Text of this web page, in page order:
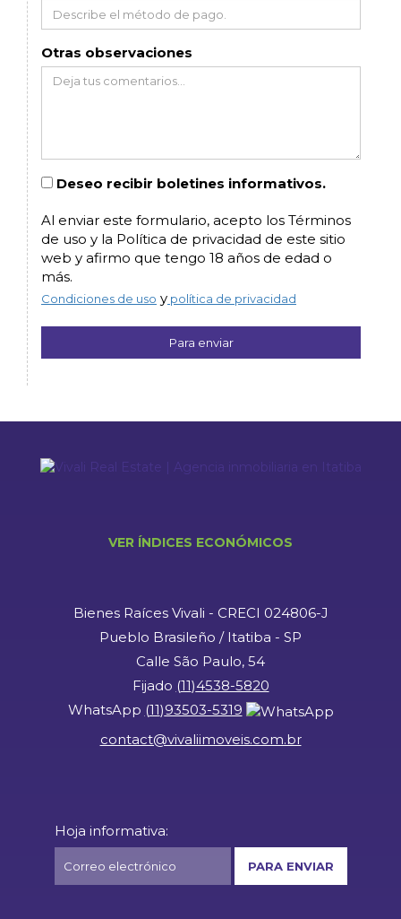
Otras observaciones
Deseo recibir boletines informativos.
Al enviar este formulario, acepto los Términos
de uso y la Política de privacidad de este sitio
web y afirmo que tengo 18 años de edad o
más.
Condiciones de uso y política de privacidad
Para enviar
VER ÍNDICES ECONÓMICOS
Bienes Raíces Vivali - CRECI 024806-J
Pueblo Brasileño / Itatiba - SP
Calle São Paulo, 54
Fijado (11)4538-5820
WhatsApp (11)93503-5319
contact@vivaliimoveis.com.br
Hoja informativa: